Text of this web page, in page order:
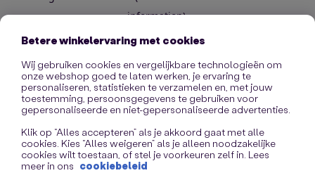
information).
Betere winkelervaring met cookies
Wij gebruiken cookies en vergelijkbare technologieën om
onze webshop goed te laten werken, je ervaring te
personaliseren, statistieken te verzamelen en, met jouw
toestemming, persoonsgegevens te gebruiken voor
gepersonaliseerde en niet-gepersonaliseerde advertenties.
Klik op “Alles accepteren” als je akkoord gaat met alle
cookies. Kies “Alles weigeren” als je alleen noodzakelijke
cookies wilt toestaan, of stel je voorkeuren zelf in. Lees
meer in ons cookiebeleid